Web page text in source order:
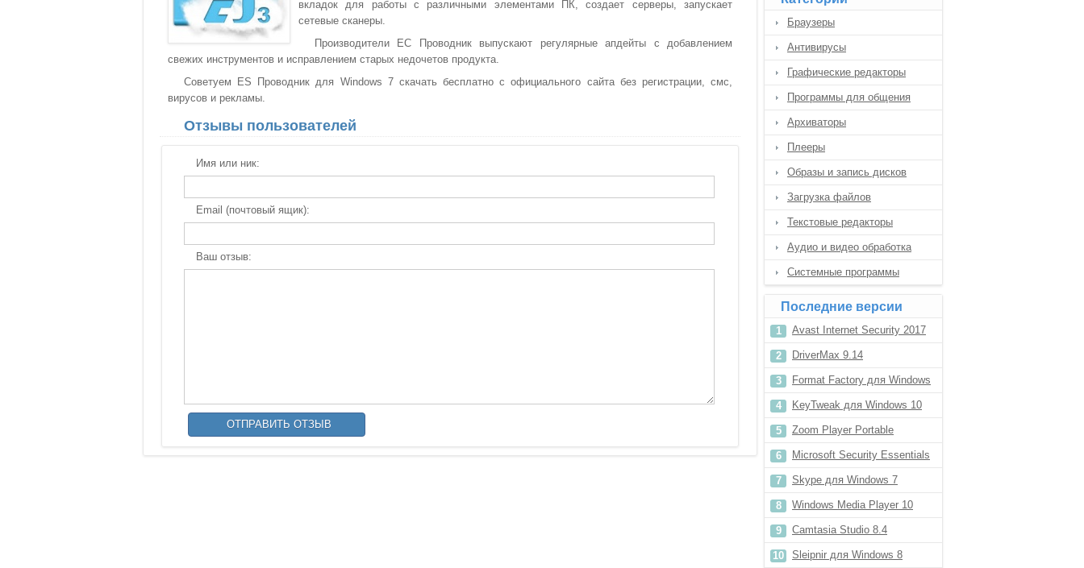
вкладок для работы с различными элементами ПК, создает серверы, запускает
сетевые сканеры.
Производители ЕС Проводник выпускают регулярные апдейты с добавлением
свежих инструментов и исправлением старых недочетов продукта.
Советуем ES Проводник для Windows 7 скачать бесплатно с официального сайта без регистрации, смс,
вирусов и рекламы.
Отзывы пользователей
Имя или ник:
Email (почтовый ящик):
Ваш отзыв:
Браузеры
Антивирусы
Графические редакторы
Программы для общения
Архиваторы
Плееры
Образы и запись дисков
Загрузка файлов
Текстовые редакторы
Аудио и видео обработка
Системные программы
Последние версии
Avast Internet Security 2017
DriverMax 9.14
Format Factory для Windows
XP
KeyTweak для Windows 10
Zoom Player Portable
Microsoft Security Essentials
для Windows 8.1
Skype для Windows 7
Windows Media Player 10
Camtasia Studio 8.4
Sleipnir для Windows 8